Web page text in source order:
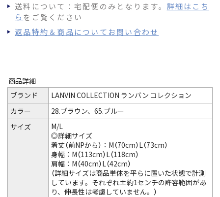
送料について：宅配便のみとなります。 詳細はこち
ら をご覧ください
返品特約＆商品についてお問い合わせ
商品詳細
ブランド
LANVIN COLLECTION ランバン コレクション
カラー
28.ブラウン、65.ブルー
サイズ
M/L
◎詳細サイズ
着丈（前NPから）：M（70cm）L（73cm）
身幅：M（113cm）L（118cm）
肩幅：M（40cm）L（42cm）
（詳細サイズは商品単体を平らに置いた状態で計測
しています。それぞれ±約1センチの許容範囲があ
り、伸長性は考慮していません。）